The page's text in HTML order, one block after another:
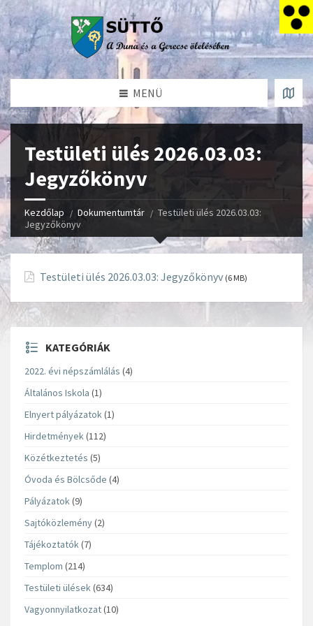
MENÜ
Testületi ülés 2026.03.03:
Jegyzőkönyv
Kezdőlap Dokumentumtár
Testületi ülés 2026.03.03:
Jegyzőkönyv
Testületi ülés 2026.03.03: Jegyzőkönyv (6 MB)
KATEGÓRIÁK
2022. évi népszámlálás (4)
Általános Iskola (1)
Elnyert pályázatok(1)
Hirdetmények(112)
Közétkeztetés (5)
Óvoda és Bölcsőde (4)
Pályázatok(9)
Sajtóközlemény(2)
Tájékoztatók(7)
Templom (214)
Testületi ülések(634)
Vagyonnyilatkozat(10)